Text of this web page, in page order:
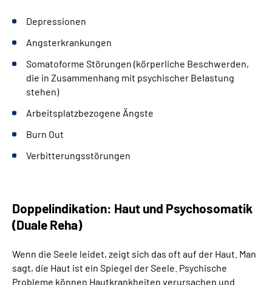
Depressionen
Angsterkrankungen
Somatoforme Störungen (körperliche Beschwerden,
die in Zusammenhang mit psychischer Belastung
stehen)
Arbeitsplatzbezogene Ängste
Burn Out
Verbitterungsstörungen
Doppelindikation: Haut und Psychosomatik
(Duale Reha)
Wenn die Seele leidet, zeigt sich das oft auf der Haut. Man
sagt, die Haut ist ein Spiegel der Seele. Psychische
Probleme können Hautkrankheiten verursachen und